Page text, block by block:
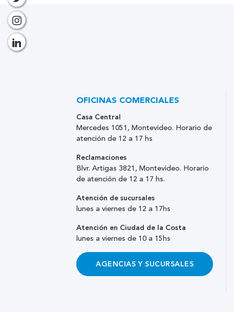
OFICINAS COMERCIALES
Casa Central
Mercedes 1051, Montevideo. Horario de
atención de 12 a 17 hs
Reclamaciones
Blvr. Artigas 3821, Montevideo. Horario
de atención de 12 a 17 hs.
Atención de sucursales
lunes a viernes de 12 a 17hs
Atención en Ciudad de la Costa
lunes a viernes de 10 a 15hs
AGENCIAS Y SUCURSALES